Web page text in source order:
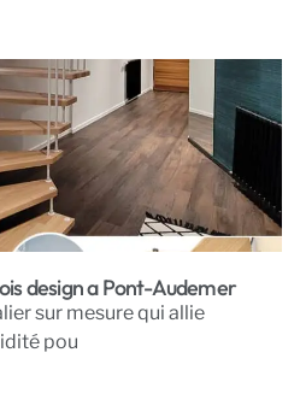
design a Pont-Audemer
sur mesure qui allie
pou